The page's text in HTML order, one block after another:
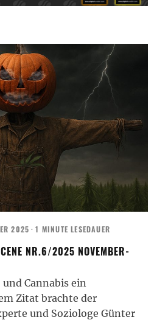
2025 · 1 MINUTE LESEDAUER
NR.6/2025 NOVEMBER-
Cannabis ein
Zitat brachte der
und Soziologe Günter